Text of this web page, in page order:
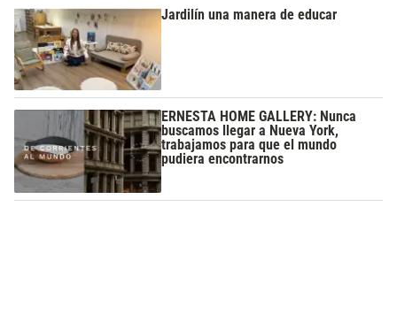
Jardilín una manera de educar
ERNESTA HOME GALLERY: Nunca
buscamos llegar a Nueva York,
trabajamos para que el mundo
pudiera encontrarnos